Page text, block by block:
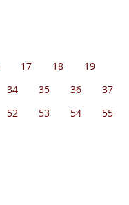
17 18
19
34 35 36
37
52 53 54
55